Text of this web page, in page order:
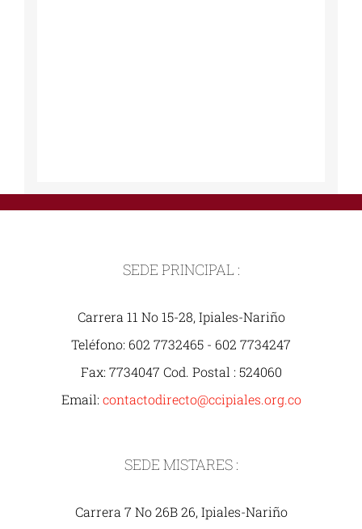
SEDE PRINCIPAL :
Carrera 11 No 15-28, Ipiales-Nariño
Teléfono: 602 7732465 - 602 7734247
Fax: 7734047 Cod. Postal : 524060
Email: contactodirecto@ccipiales.org.co
SEDE MISTARES :
Carrera 7 No 26B 26, Ipiales-Nariño